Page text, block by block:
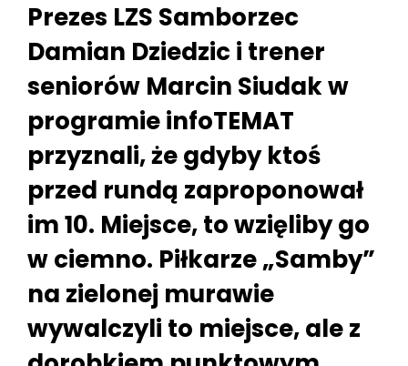
Prezes LZS Samborzec
Damian Dziedzic i trener
seniorów Marcin Siudak w
programie infoTEMAT
przyznali, że gdyby ktoś
przed rundą zaproponował
im 10. Miejsce, to wzięliby go
w ciemno. Piłkarze „Samby”
na zielonej murawie
wywalczyli to miejsce, ale z